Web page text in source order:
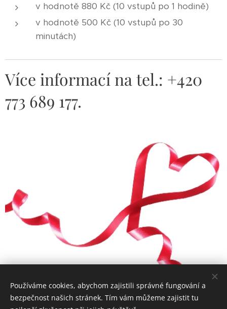
v hodnotě 880 Kč (10 vstupů po 1 hodině)
v hodnotě 500 Kč (10 vstupů po 30
minutách)
Více informací na tel.: +420
773 689 177.
Používáme cookies, abychom zajistili správné fungování a
bezpečnost našich stránek. Tím vám můžeme zajistit tu